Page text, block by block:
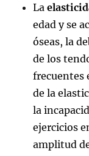
La
edad y se
óseas, la
de los
frecuentes
de la
la
ejercicios
amplitud